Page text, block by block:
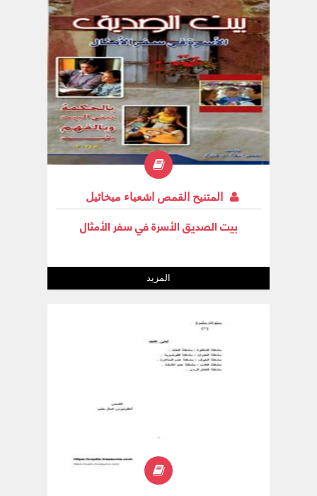
المتنيح القمص اشعياء ميخائيل
بيت الصديق الأسرة في سفر الأمثال
المزيد